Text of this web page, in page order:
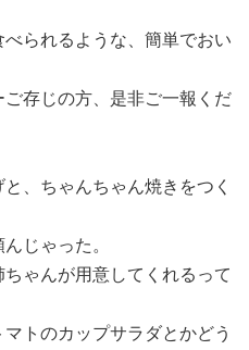
られるような、簡単でおい
存じの方、是非ご一報くだ
、ちゃんちゃん焼きをつく
じゃった。
ちゃんが用意してくれるって
トのカップサラダとかどう